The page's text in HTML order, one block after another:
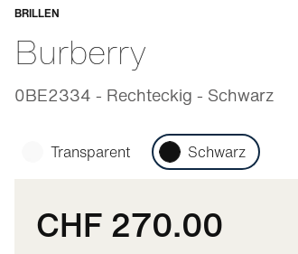
BRILLEN
Burberry
0BE2334 - Rechteckig - Schwarz
Anpassbar
Transparent Schwarz
CHF 270.00